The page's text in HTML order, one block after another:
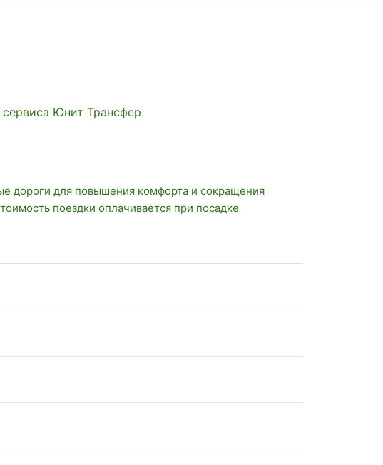
Юнит Трансфер
дороги для повышения комфорта и сокращения
поездки оплачивается при посадке